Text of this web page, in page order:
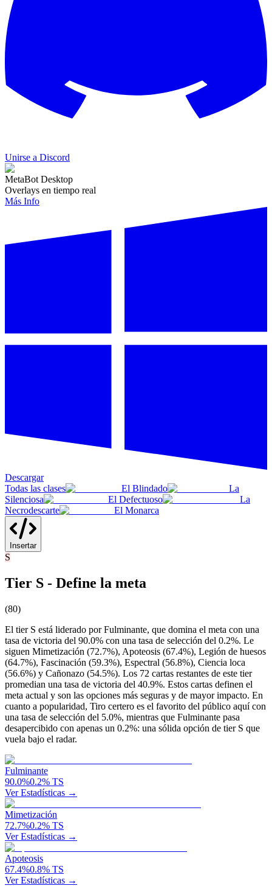
Unirse a Discord
MetaBot Desktop
Overlays en tiempo real
Más Info
Descargar
Todas las clases
El Blindado
La
Silenciosa
El Defectuoso
La
Necrodescarte
El Monarca
Insertar
S
Tier S - Define la meta
(80)
El tier S está liderado por Fulminante, que domina el meta con una
tasa de victoria del 90.0% con una tasa de selección del 0.2%. Le
siguen Mimetización (72.7%), Apoteosis (67.4%), Legión de huesos
(64.7%), Fascinación (59.3%), Espectral (56.8%), Ciencia loca
(56.6%) y Cañonazo (54.5%). Los 72 cartas restantes de este tier
promedian una tasa de victoria del 40.9%. Estos cartas definen el
meta actual y son las opciones más seguras y de mayor impacto. En
cuanto a popularidad, Tiro certero es el favorito del público aquí con
una tasa de selección del 5.0%, mientras que Fulminante pasa
desapercibido con apenas un 0.2%: una sólida opción de tier S que
vuela bajo el radar.
Fulminante
90.0%0.2% TS
Ver Estadísticas →
Mimetización
72.7%0.2% TS
Ver Estadísticas →
Apoteosis
67.4%0.8% TS
Ver Estadísticas →